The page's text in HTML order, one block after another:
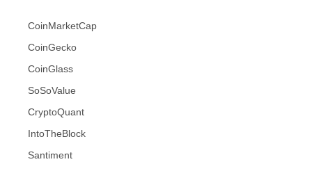
CoinMarketCap
CoinGecko
CoinGlass
SoSoValue
CryptoQuant
IntoTheBlock
Santiment